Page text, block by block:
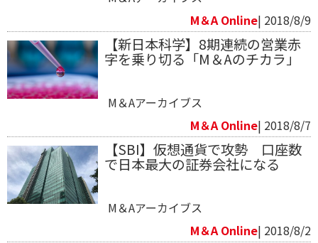
M＆A Online| 2018/8/9
【新日本科学】8期連続の営業赤
字を乗り切る「M＆Aのチカラ」
M＆Aアーカイブス
M＆A Online| 2018/8/7
【SBI】仮想通貨で攻勢 口座数
で日本最大の証券会社になる
M＆Aアーカイブス
M＆A Online| 2018/8/2